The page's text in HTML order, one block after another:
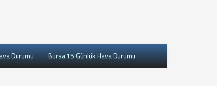
Durumu Bursa 15 Günlük Hava Durumu